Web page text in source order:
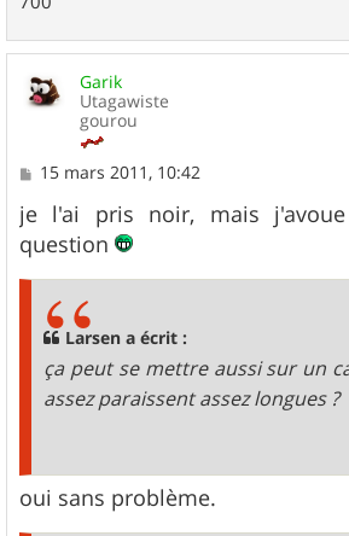
Garik
Utagawiste
gourou
M
s
s
a
15 mars 2011, 10:42
je l'ai pris noir, mais
question
Larsen a écrit :
ça peut se mettre aussi sur un
assez paraissent assez longues ?
oui sans problème.